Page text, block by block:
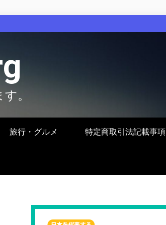
。
旅行・グルメ 特定商取引法記載事項